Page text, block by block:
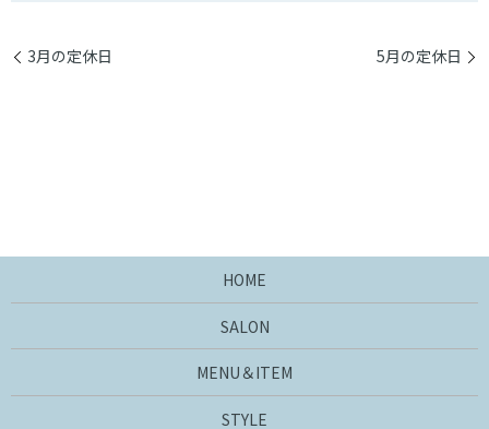
3月の定休日 5月の定休日
HOME
SALON
MENU＆ITEM
STYLE